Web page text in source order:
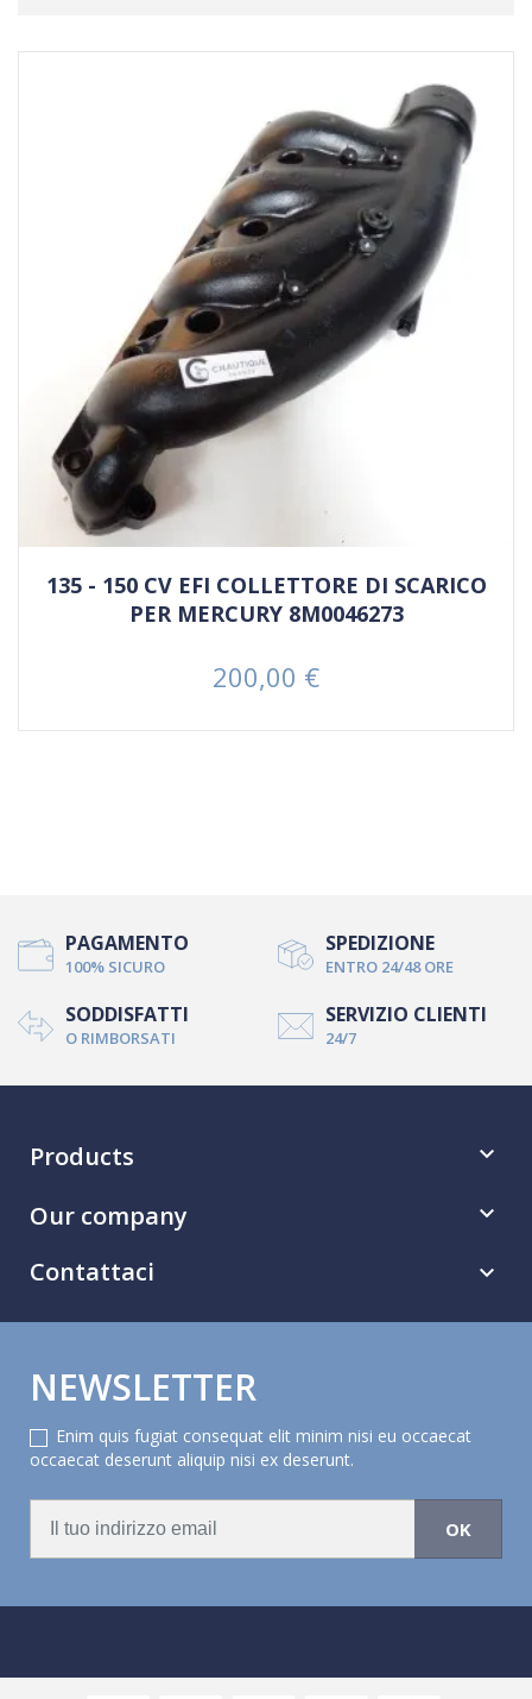
135 - 150 CV EFI COLLETTORE DI SCARICO
PER MERCURY 8M0046273
Prezzo
200,00 €
PAGAMENTO
100% SICURO
SPEDIZIONE
ENTRO 24/48 ORE
SODDISFATTI
O RIMBORSATI
SERVIZIO CLIENTI
24/7
Products 
Our company 
Contattaci 
NEWSLETTER
Enim quis fugiat consequat elit minim nisi eu occaecat
occaecat deserunt aliquip nisi ex deserunt.